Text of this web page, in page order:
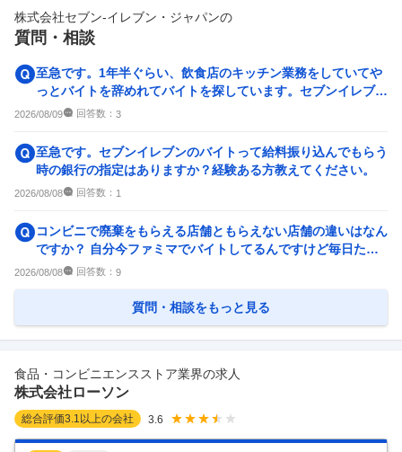
副業
633
テレワーク・リモートワーク
人事・評価制度
659 件
入社理由・入社後ギャップ
1,057件
企業の選考に関するクチコミ
28件 32件
株式会社セブン-イレブン・ジャパンの
質問・相談
至急です。1年半ぐらい、飲食店のキッチン業務をしていてや
っとバイトを辞めれてバイトを探しています。セブンイレブン
でバイトしようと考えて...
2026/08/09 回答数： 3
至急です。セブンイレブンのバイトって給料振り込んでもらう
時の銀行の指定はありますか？経験ある方教えてください。
2026/08/08 回答数： 1
コンビニで廃棄をもらえる店舗ともらえない店舗の違いはなん
ですか？ 自分今ファミマでバイトしてるんですけど毎日たく
さんもらえます！ ...
2026/08/08 回答数： 9
質問・相談をもっと見る
食品・コンビニエンスストア業界の求人
株式会社ローソン
総合評価3.1 以上の会社 3.6